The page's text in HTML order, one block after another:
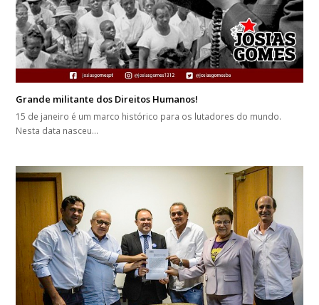
Grande militante dos Direitos Humanos!
15 de janeiro é um marco histórico para os lutadores do mundo.
Nesta data nasceu…